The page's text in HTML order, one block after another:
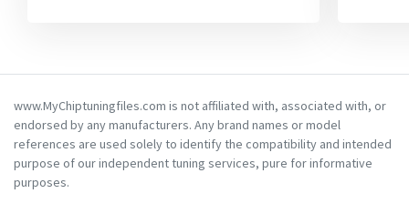
www.MyChiptuningfiles.com is not affiliated with, associated with, or
endorsed by any manufacturers. Any brand names or model
references are used solely to identify the compatibility and intended
purpose of our independent tuning services, pure for informative
purposes.